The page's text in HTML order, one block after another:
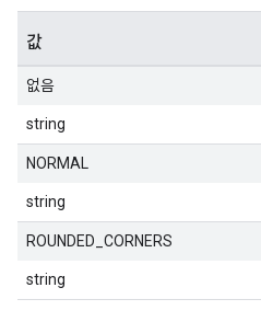
값
없음
string
NORMAL
string
ROUNDED_CORNERS
string